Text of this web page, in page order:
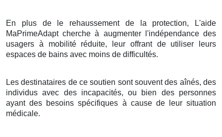
En plus de le rehaussement de la protection, L'aide
MaPrimeAdapt cherche à augmenter l'indépendance des
usagers à mobilité réduite, leur offrant de utiliser leurs
espaces de bains avec moins de difficultés.
Les destinataires de ce soutien sont souvent des aînés, des
individus avec des incapacités, ou bien des personnes
ayant des besoins spécifiques à cause de leur situation
médicale.